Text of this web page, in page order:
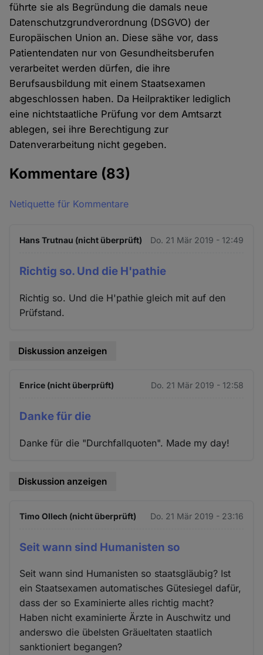
führte sie als Begründung die damals neue
Datenschutzgrundverordnung (DSGVO) der
Europäischen Union an. Diese sähe vor, dass
Patientendaten nur von Gesundheitsberufen
verarbeitet werden dürfen, die ihre
Berufsausbildung mit einem Staatsexamen
abgeschlossen haben. Da Heilpraktiker lediglich
eine nichtstaatliche Prüfung vor dem Amtsarzt
ablegen, sei ihre Berechtigung zur
Datenverarbeitung nicht gegeben.
Kommentare (83)
Netiquette für Kommentare
Hans Trutnau (nicht überprüft) Do. 21 Mär 2019 - 12:49
Richtig so. Und die H'pathie
Richtig so. Und die H'pathie gleich mit auf den
Prüfstand.
Diskussion anzeigen
Enrice (nicht überprüft) Do. 21 Mär 2019 - 12:58
Danke für die
Danke für die "Durchfallquoten". Made my day!
Diskussion anzeigen
Timo Ollech (nicht überprüft) Do. 21 Mär 2019 - 23:16
Seit wann sind Humanisten so
Seit wann sind Humanisten so staatsgläubig? Ist
ein Staatsexamen automatisches Gütesiegel dafür,
dass der so Examinierte alles richtig macht?
Haben nicht examinierte Ärzte in Auschwitz und
anderswo die übelsten Gräueltaten staatlich
sanktioniert begangen?